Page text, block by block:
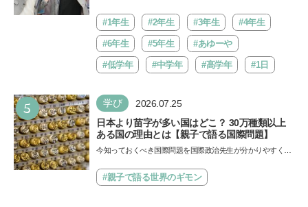
バ!!…
#1年生 #2年生 #3年生 #4年生
#6年生 #5年生 #あゆーや
#低学年 #中学年 #高学年 #1日
5 学び 2026.07.25
日本より苗字が多い国はどこ？ 30万種類以上
ある国の理由とは【親子で語る国際問題】
今知っておくべき国際問題を国際政治先生が分かりやすく解
類…#親子で語る世界のギモン